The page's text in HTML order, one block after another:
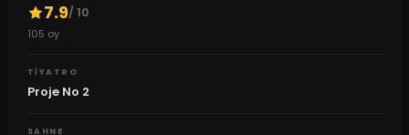
7.9/ 10
105 oy
TIYATRO
Proje No 2
SAHNE